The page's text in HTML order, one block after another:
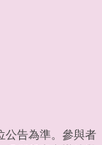
公告為準。參與者